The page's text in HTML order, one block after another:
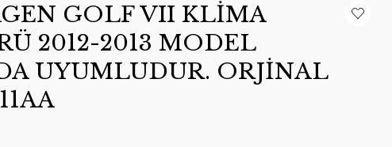
GOLF VII KLİMA
2012-2013 MODEL
UYUMLUDUR. ORJİNAL